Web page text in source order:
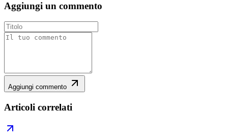
Aggiungi un commento
Aggiungi commento
Articoli correlati